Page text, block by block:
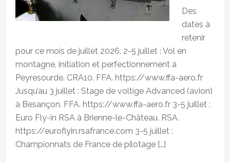
Des
dates à
retenir
pour ce mois de juillet 2026. 2-5 juillet : Vol en
montagne, initiation et perfectionnement à
Peyresourde. CRA10. FFA. https://www.ffa-aero.fr
Jusqu’au 3 juillet : Stage de voltige Advanced (avion)
à Besançon. FFA. https://www.ffa-aero.fr 3-5 juillet :
Euro Fly-in RSA à Brienne-le-Château. RSA.
https://euroflyin.rsafrance.com 3-5 juillet :
Championnats de France de pilotage […]